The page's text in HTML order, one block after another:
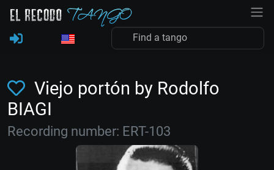
Viejo portón by Rodolfo
BIAGI
Recording number: ERT-103